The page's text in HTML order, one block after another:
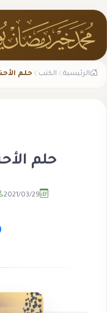
الرئيسية الكتب حلم
حلم
2021/03/29